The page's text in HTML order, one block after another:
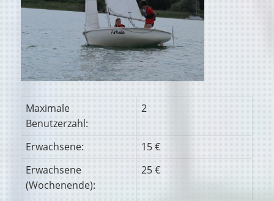
Maximale
Benutzerzahl:
2
Erwachsene:
15 €
Erwachsene
(Wochenende):
25 €